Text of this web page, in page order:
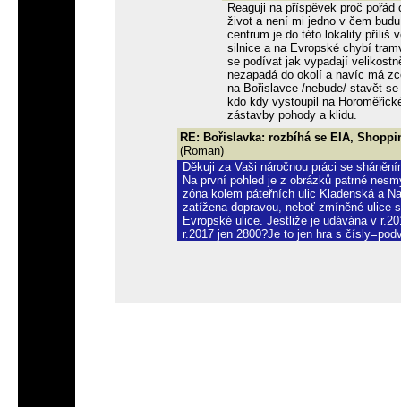
Reaguji na příspěvek proč
život a není mi jedno v čem
centrum je do této lokality příliš
silnice a na Evropské chybí
se podívat jak vypadají
nezapadá do okolí a navíc má
na Bořislavce /nebude/ stavět
kdo kdy vystoupil na
zástavby pohody a klidu.
RE: Bořislavka: rozbíhá se EIA,
(Roman)
Děkuji za Vaši náročnou práci se
Na první pohled je z obrázků patrné
zóna kolem páteřních ulic Kladenská a
zatížena dopravou, neboť zmíněné ulice
Evropské ulice. Jestliže je udávána v
r.2017 jen 2800?Je to jen hra s